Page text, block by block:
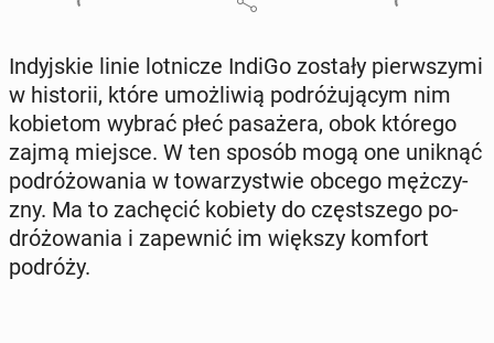
In­dyj­skie linie lot­ni­cze IndiGo zostały pierw­szy­mi
w hi­sto­rii, które umoż­li­wią po­dró­żu­ją­cym nim
ko­bie­tom wybrać płeć pa­sa­że­ra, obok którego
zajmą miejsce. W ten sposób mogą one uniknąć
po­dró­żo­wa­nia w to­wa­rzy­stwie obcego męż­czy­
zny. Ma to za­chę­cić kobiety do częst­sze­go po­
dró­żo­wa­nia i za­pew­nić im większy komfort
podróży.